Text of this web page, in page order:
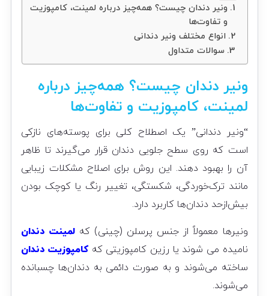
ونیر دندان چیست؟ همه‌چیز درباره لمینت، کامپوزیت
و تفاوت‌ها
انواع مختلف ونیر دندانی
سوالات متداول
ونیر دندان چیست؟ همه‌چیز درباره
لمینت، کامپوزیت و تفاوت‌ها
“ونیر دندانی” یک اصطلاح کلی برای پوسته‌های نازکی
است که روی سطح جلویی دندان قرار می‌گیرند تا ظاهر
آن را بهبود دهند. این روش برای اصلاح مشکلات زیبایی
مانند ترک‌خوردگی، شکستگی، تغییر رنگ یا کوچک‌ بودن
بیش‌ازحد دندان‌ها کاربرد دارد.
ونیرها معمولاً از جنس پرسلن (چینی) کهلمینت دندان
نامیده می شوند یا رزین کامپوزیتی کهکامپوزیت دندان
ساخته می‌شوند و به صورت دائمی به دندان‌ها چسبانده
می‌شوند.